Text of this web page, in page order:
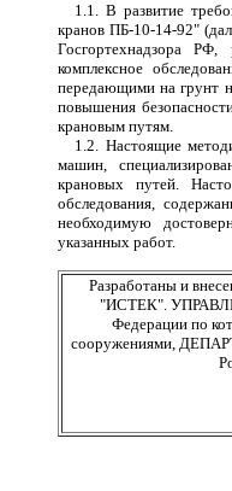
1.1. В развитие
кранов ПБ-10-14-92"
Госгортехнадзора
комплексное
передающими на грунт
повышения
крановым путям.
1.2. Настоящие
машин,
крановых путей.
обследования,
необходимую
указанных работ.
Разработаны и
"ИСТЕК".
Федерации по
сооружениями,